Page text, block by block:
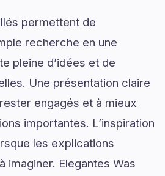
permettent de
recherche en une
pleine d’idées et de
Une présentation claire
engagés et à mieux
importantes. L’inspiration
les explications
imaginer. Elegantes Was